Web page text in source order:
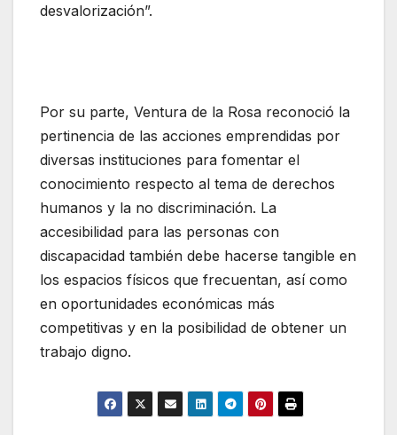
desvalorización”.
Por su parte, Ventura de la Rosa reconoció la
pertinencia de las acciones emprendidas por
diversas instituciones para fomentar el
conocimiento respecto al tema de derechos
humanos y la no discriminación. La
accesibilidad para las personas con
discapacidad también debe hacerse tangible en
los espacios físicos que frecuentan, así como
en oportunidades económicas más
competitivas y en la posibilidad de obtener un
trabajo digno.